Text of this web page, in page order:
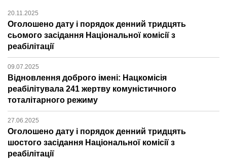
20.11.2025
Оголошено дату і порядок денний тридцять
сьомого засідання Національної комісії з
реабілітації
09.07.2025
Відновлення доброго імені: Нацкомісія
реабілітувала 241 жертву комуністичного
тоталітарного режиму
27.06.2025
Оголошено дату і порядок денний тридцять
шостого засідання Національної комісії з
реабілітації